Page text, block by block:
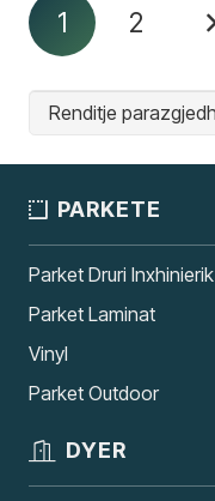
1 2
PARKETE
Parket Druri Inxhinierik
Parket Laminat
Vinyl
Parket Outdoor
DYER